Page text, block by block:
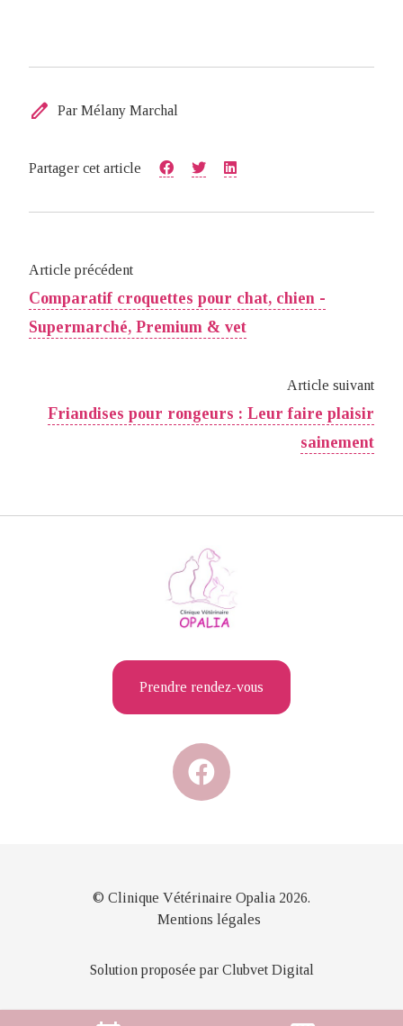
edit Par Mélany Marchal
Partager cet article
Article précédent
Comparatif croquettes pour chat, chien -
Supermarché, Premium & vet
Article suivant
Friandises pour rongeurs : Leur faire plaisir
sainement
Prendre rendez-vous
© Clinique Vétérinaire Opalia 2026.
Mentions légales
Solution proposée par Clubvet Digital